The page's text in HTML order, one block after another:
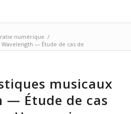
numérique /
— Étude de cas de
musicaux
— Étude de cas